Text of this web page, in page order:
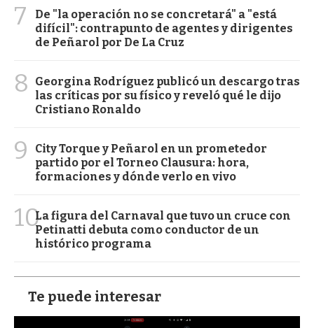
7
De "la operación no se concretará" a "está
difícil": contrapunto de agentes y dirigentes
de Peñarol por De La Cruz
8
Georgina Rodríguez publicó un descargo tras
las críticas por su físico y reveló qué le dijo
Cristiano Ronaldo
9
City Torque y Peñarol en un prometedor
partido por el Torneo Clausura: hora,
formaciones y dónde verlo en vivo
10La figura del Carnaval que tuvo un cruce con
Petinatti debuta como conductor de un
histórico programa
Te puede interesar